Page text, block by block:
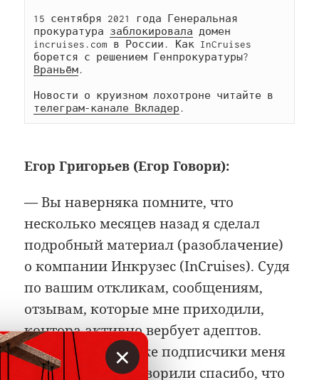
15 сентября 2021 года Генеральная
прокуратура заблокировала домен
incruises.com в России. Как InCruises
Враньём.
телеграм-канале Вкладер.
Егор Григорьев (Егор Говори):
— Вы наверняка помните, что
несколько месяцев назад я сделал
подробный материал (разоблачение)
о компании Инкрузес (InCruises). Судя
по вашим откликам, сообщениям,
отзывам, которые мне приходили,
контора активно вербует адептов.
Многие теперь уже подписчики меня
благодарили и говорили спасибо, что
×